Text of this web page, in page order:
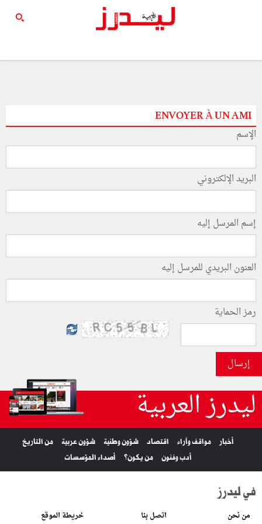
ENVOYER À UN AMI
الإسم
البريد الإلكتروني
إسم المرسل إليه
العنون البريدي للمرسل إليه
رمز الحماية
إرسال
ليدرز العربية
أخبار مواقف وآراء اقتصاد شؤون وطنية شؤون عربية
من التاريخ
أدب وفنون
من يكون؟ أصداء المؤسسات
في ليدرز
من نحن اتصل بنا خريطة الموقع